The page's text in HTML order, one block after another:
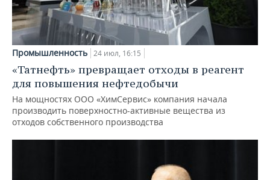
Промышленность 24 июл, 16:15
«Татнефть» превращает отходы в реагент
для повышения нефтедобычи
На мощностях ООО «ХимСервис» компания начала
производить поверхностно-активные вещества из
отходов собственного производства